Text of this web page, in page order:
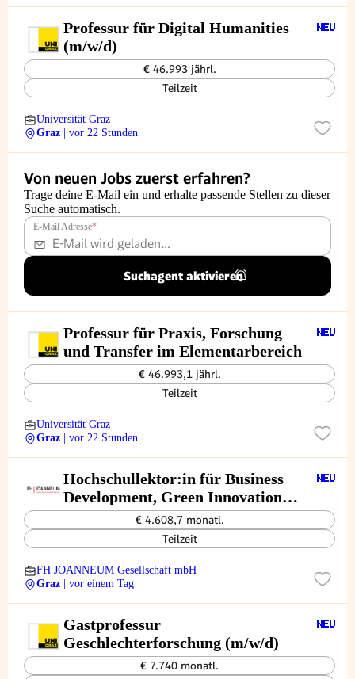
Professur für Digital Humanities
(m/w/d)
€ 46.993 jährl.
Teilzeit
Universität Graz
Graz
| vor 22 Stunden
Von neuen Jobs zuerst erfahren?
Trage deine E-Mail ein und erhalte passende Stellen zu dieser
Suche automatisch.
E-Mail Adresse*
Suchagent aktivieren
Professur für Praxis, Forschung
und Transfer im Elementarbereich
€ 46.993,1 jährl.
Teilzeit
Universität Graz
Graz
| vor 22 Stunden
Hochschullektor:in für Business
Development, Green Innovation
und ESG
€ 4.608,7 monatl.
Teilzeit
FH JOANNEUM Gesellschaft mbH
Graz
| vor einem Tag
Gastprofessur
Geschlechterforschung (m/w/d)
€ 7.740 monatl.